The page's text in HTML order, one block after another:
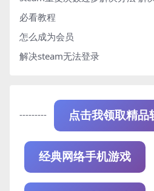
必看教程
怎么成为会员
解决steam无法登录
--------- 点击我领取精品
经典网络手机游戏